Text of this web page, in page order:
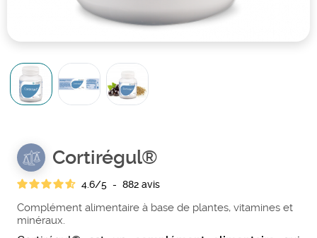
Cortirégul®
4.6/5 - 882 avis
Complément alimentaire à base de plantes, vitamines et
minéraux.